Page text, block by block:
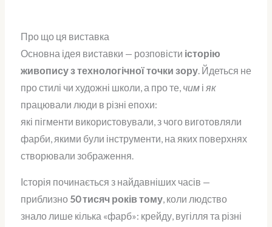
Про що ця виставка
Основна ідея виставки — розповісти історію
живопису з технологічної точки зору. Йдеться не
про стилі чи художні школи, а про те, чимі як
працювали люди в різні епохи:
які пігменти використовували, з чого виготовляли
фарби, якими були інструменти, на яких поверхнях
створювали зображення.
Історія починається з найдавніших часів —
приблизно 50 тисяч років тому, коли людство
знало лише кілька «фарб»: крейду, вугілля та різні